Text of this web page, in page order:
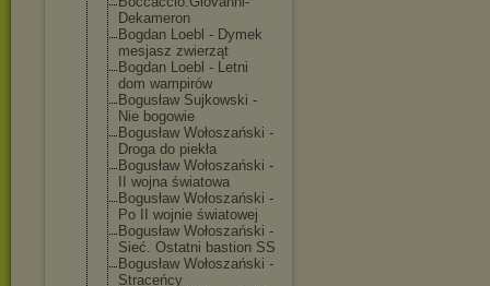
Dekameron
Bogdan Loebl - Dymek
mesjasz zwierząt
Bogdan Loebl - Letni
dom wampirów
Bogusław Sujkowski -
Nie bogowie
Bogusław Wołoszański -
Droga do piekła
Bogusław Wołoszański -
II wojna światowa
Bogusław Wołoszański -
Po II wojnie światowej
Bogusław Wołoszański -
Sieć. Ostatni bastion SS
Bogusław Wołoszański -
Straceńcy